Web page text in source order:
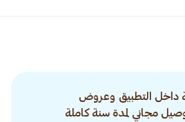
داخل التطبيق وعروض
مجاني لمدة سنة كاملة